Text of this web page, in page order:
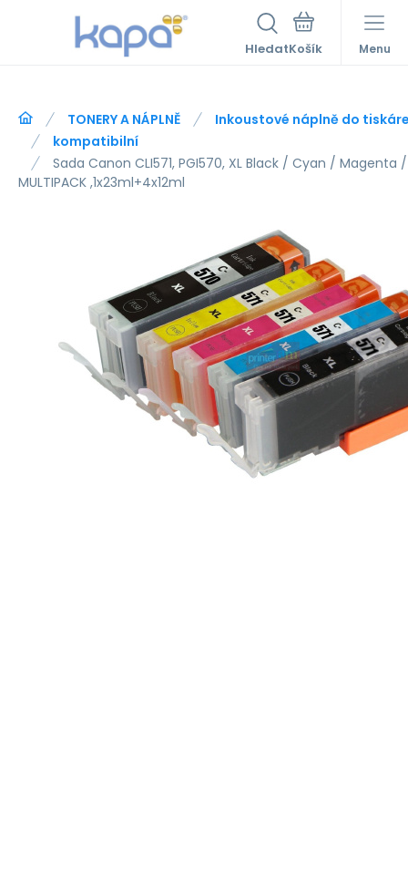
Hledat Menu
TONERY A NÁPLNĚ
Inkoustové náplně do
kompatibilní
Sada Canon CLI571, PGI570, XL Black / Cyan / Magenta
MULTIPACK ,1x23ml+4x12ml